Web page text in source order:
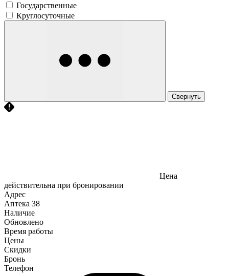
Государственные
Круглосуточные
Свернуть
Цена
действительна при бронировании
Адрес
Аптека 38
Наличие
Обновлено
Время работы
Цены
Скидки
Бронь
Телефон